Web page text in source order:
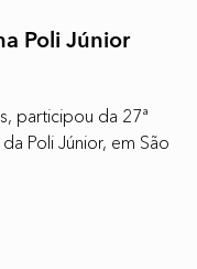
Poli Júnior
participou da 27ª
Poli Júnior, em São